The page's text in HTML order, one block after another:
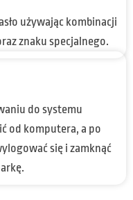
używając kombinacji
znaku specjalnego.
do systemu
od komputera, a po
się i zamknąć